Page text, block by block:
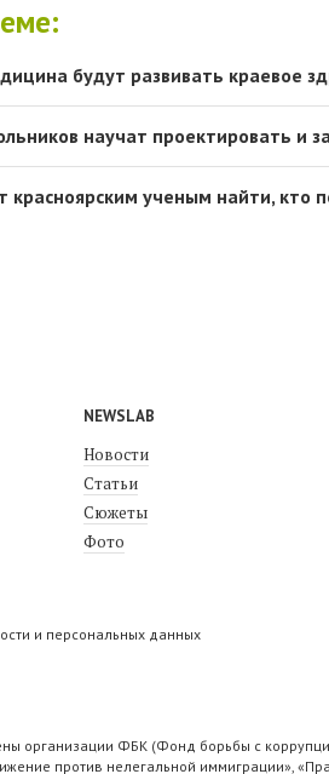
будут развивать краевое
научат проектировать и
красноярским ученым найти, кто
NEWSLAB
Новости
Статьи
Сюжеты
Фото
и персональных данных
организации ФБК (Фонд борьбы с
против нелегальной иммиграции»,